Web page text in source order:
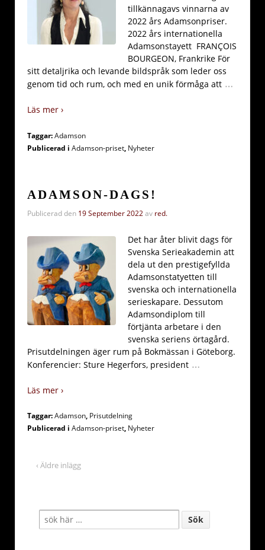
tillkännagavs vinnarna av
2022 års Adamsonpriser.
2022 års internationella
Adamsonstayett FRANÇOIS
BOURGEON, Frankrike För
sitt detaljrika och levande bildspråk som leder oss
genom tid och rum, och med en unik förmåga att …
Läs mer ›
Taggar:Adamson
Publicerad i Adamson-priset, Nyheter
ADAMSON-DAGS!
Publicerad den 19 September 2022av red.
Det har åter blivit dags för
Svenska Serieakademin att
dela ut den prestigefyllda
Adamsonstatyetten till
svenska och internationella
serieskapare. Dessutom
Adamsondiplom till
förtjänta arbetare i den
svenska seriens örtagård.
Prisutdelningen äger rum på Bokmässan i Göteborg.
Konferencier: Sture Hegerfors, president …
Läs mer ›
Taggar:Adamson, Prisutdelning
Publicerad i Adamson-priset, Nyheter
‹ Äldre inlägg